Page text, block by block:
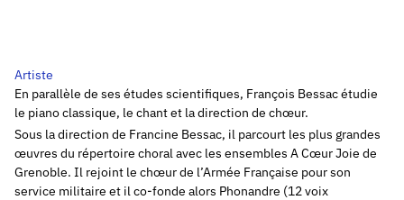
Artiste
En parallèle de ses études scientifiques, François Bessac étudie
le piano classique, le chant et la direction de chœur.
Sous la direction de Francine Bessac, il parcourt les plus grandes
œuvres du répertoire choral avec les ensembles A Cœur Joie de
Grenoble. Il rejoint le chœur de l’Armée Française pour son
service militaire et il co-fonde alors Phonandre (12 voix